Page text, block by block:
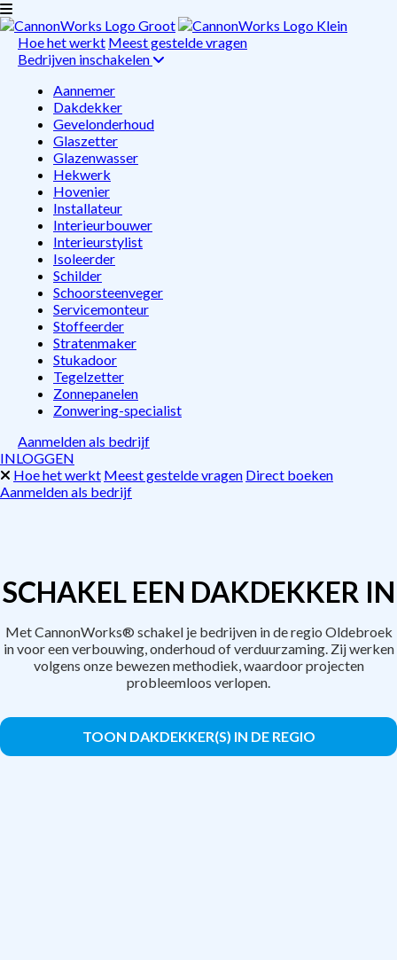
Hoe het werkt Meest gestelde vragen
Bedrijven inschakelen
Aannemer
Dakdekker
Gevelonderhoud
Glaszetter
Glazenwasser
Hekwerk
Hovenier
Installateur
Interieurbouwer
Interieurstylist
Isoleerder
Schilder
Schoorsteenveger
Servicemonteur
Stoffeerder
Stratenmaker
Stukadoor
Tegelzetter
Zonnepanelen
Zonwering-specialist
Aanmelden als bedrijf
INLOGGEN
Hoe het werkt Meest gestelde vragen Direct boeken
Aanmelden als bedrijf
SCHAKEL EEN DAKDEKKER IN
Met CannonWorks® schakel je bedrijven in de regio Oldebroek
in voor een verbouwing, onderhoud of verduurzaming. Zij werken
volgens onze bewezen methodiek, waardoor projecten
probleemloos verlopen.
TOON DAKDEKKER(S) IN DE REGIO